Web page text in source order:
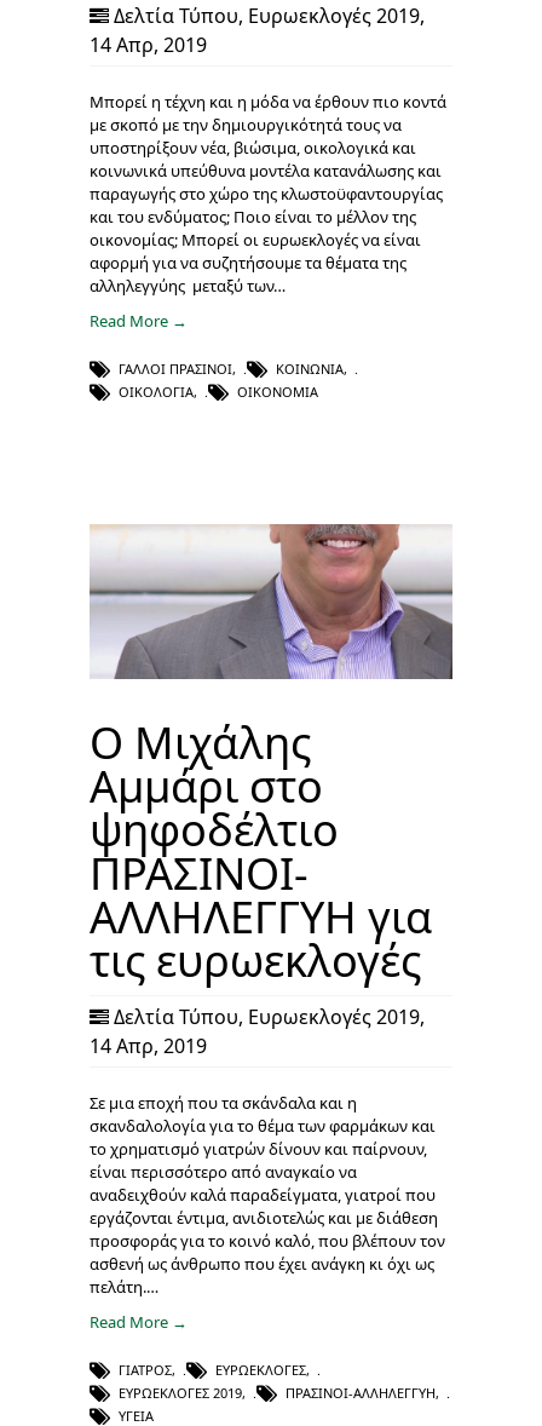
Δελτία Τύπου, Ευρωεκλογές 2019,
14 Απρ, 2019
Μπορεί η τέχνη και η μόδα να έρθουν πιο κοντά
με σκοπό με την δημιουργικότητά τους να
υποστηρίξουν νέα, βιώσιμα, οικολογικά και
κοινωνικά υπεύθυνα μοντέλα κατανάλωσης και
παραγωγής στο χώρο της κλωστοϋφαντουργίας
και του ενδύματος; Ποιο είναι το μέλλον της
οικονομίας; Μπορεί οι ευρωεκλογές να είναι
αφορμή για να συζητήσουμε τα θέματα της
αλληλεγγύης μεταξύ των…
Read More →
ΓΆΛΛΟΙ ΠΡΆΣΙΝΟΙ, ΚΟΙΝΩΝΊΑ,
ΟΙΚΟΛΟΓΊΑ, ΟΙΚΟΝΟΜΊΑ
O Μιχάλης
Αμμάρι στο
ψηφοδέλτιο
ΠΡΑΣΙΝΟΙ-
ΑΛΛΗΛΕΓΓΥΗ για
τις ευρωεκλογές
Δελτία Τύπου, Ευρωεκλογές 2019,
14 Απρ, 2019
Σε μια εποχή που τα σκάνδαλα και η
σκανδαλολογία για το θέμα των φαρμάκων και
το χρηματισμό γιατρών δίνουν και παίρνουν,
είναι περισσότερο από αναγκαίο να
αναδειχθούν καλά παραδείγματα, γιατροί που
εργάζονται έντιμα, ανιδιοτελώς και με διάθεση
προσφοράς για το κοινό καλό, που βλέπουν τον
ασθενή ως άνθρωπο που έχει ανάγκη κι όχι ως
πελάτη.…
Read More →
ΓΙΑΤΡΌΣ, ΕΥΡΩΕΚΛΟΓΈΣ,
ΕΥΡΩΕΚΛΟΓΈΣ 2019, ΠΡΑΣΙΝΟΙ-ΑΛΛΗΛΕΓΓΥΗ,
ΥΓΕΊΑ